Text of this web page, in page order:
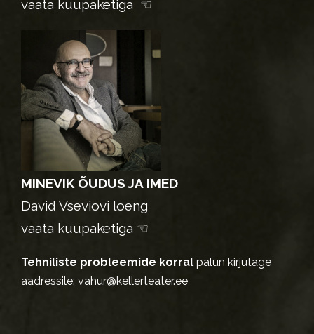
vaata kuupaketiga ☜
MINEVIK ÕUDUS JA IMED
David Vseviovi loeng
vaata kuupaketiga ☜
Tehniliste probleemide korral palun kirjutage
aadressile: vahur@kellerteater.ee